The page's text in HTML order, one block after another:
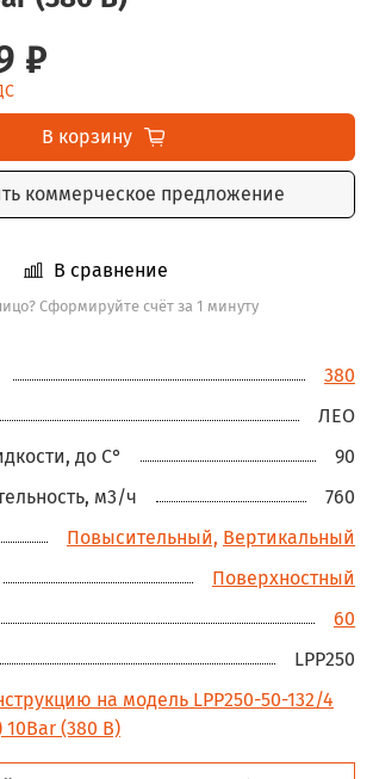
В сравнение
Сформируйте счёт за 1 минуту
₽
В корзину
коммерческое предложение
380
ЛЕО
до С°
90
м3/ч
760
Повысительный, Вертикальный
Поверхностный
60
LPP250
на модель LPP250-50-132/4
10Bar (380 В)